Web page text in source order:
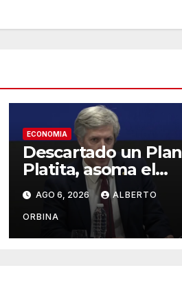
ECONOMIA
Descartado un Plan
Platita, asoma el
crédito en dólares
AGO 6, 2026 ALBERTO
ORBINA